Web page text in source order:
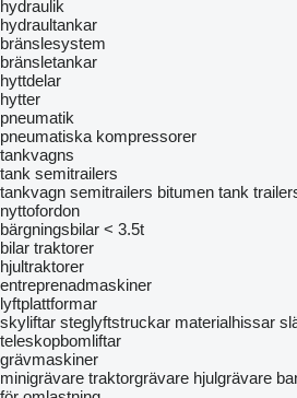
hydraulik
hydraultankar
bränslesystem
bränsletankar
hyttdelar
hytter
pneumatik
pneumatiska kompressorer
tankvagns
tank semitrailers
tankvagn semitrailers bitumen tank
nyttofordon
bärgningsbilar < 3.5t
bilar traktorer
hjultraktorer
entreprenadmaskiner
lyftplattformar
skyliftar steglyftstruckar materialhissar
teleskopbomliftar
grävmaskiner
minigrävare traktorgrävare hjulgrävare